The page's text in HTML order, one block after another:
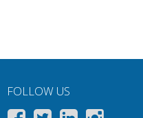
FOLLOW US